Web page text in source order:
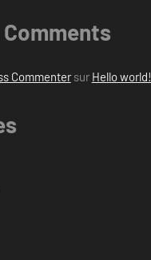
Commentersur Hello world!